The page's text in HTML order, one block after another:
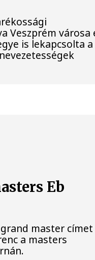
Veszprém városa
is lekapcsolta a
Eb
master
a masters